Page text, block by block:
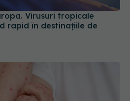
Virusuri tropicale
rapid în destinațiile de